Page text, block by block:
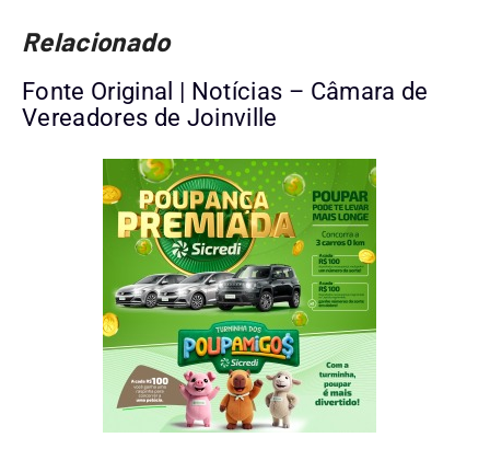
Relacionado
Fonte Original | Notícias – Câmara de
Vereadores de Joinville